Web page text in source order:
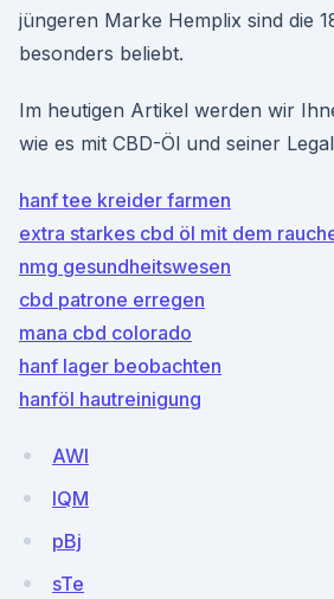
jüngeren Marke Hemplix sind die
besonders beliebt.
Im heutigen Artikel werden wir
wie es mit CBD-Öl und seiner
hanf tee kreider farmen
extra starkes cbd öl mit dem
nmg gesundheitswesen
cbd patrone erregen
mana cbd colorado
hanf lager beobachten
hanföl hautreinigung
AWI
lQM
pBj
sTe